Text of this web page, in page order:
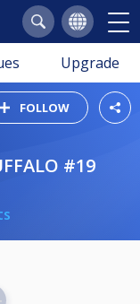
Upgrade
FOLLOW
#19